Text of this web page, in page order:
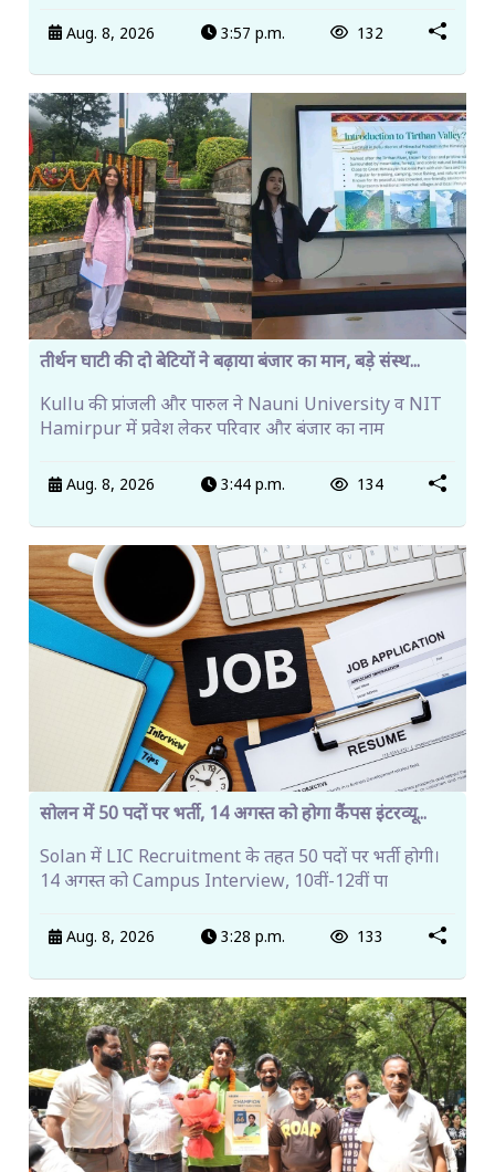
Aug. 8, 2026 3:57 p.m. 132
तीर्थन घाटी की दो बेटियों ने बढ़ाया बंजार का मान, बड़े संस्थ...
Kullu की प्रांजली और पारुल ने Nauni University व NIT
Hamirpur में प्रवेश लेकर परिवार और बंजार का नाम
Aug. 8, 2026 3:44 p.m. 134
सोलन में 50 पदों पर भर्ती, 14 अगस्त को होगा कैंपस इंटरव्यू...
Solan में LIC Recruitment के तहत 50 पदों पर भर्ती होगी।
14 अगस्त को Campus Interview, 10वीं-12वीं पा
Aug. 8, 2026 3:28 p.m. 133